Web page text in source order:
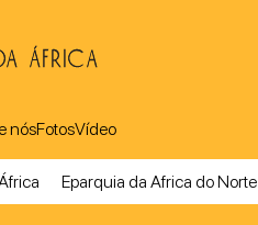
ÁFRICA
nósFotosVídeo
Eparquia da Africa do Norte